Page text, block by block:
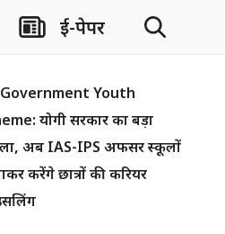
ई-पेपर
Government Youth
योगी सरकार का बड़ा
अब IAS-IPS अफसर स्कूलों
करेंगे छात्रों की करियर